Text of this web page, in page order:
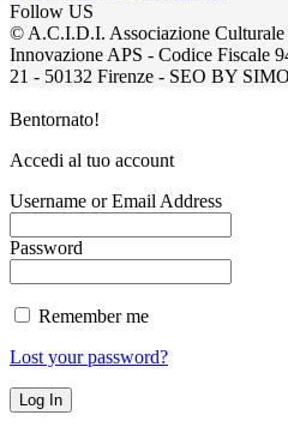
Follow US
© A.C.I.D.I. Associazione
Innovazione APS - Codice Fiscale
21 - 50132 Firenze - SEO BY
Bentornato!
Accedi al tuo account
Username or Email Address
Password
Remember me
Lost your password?